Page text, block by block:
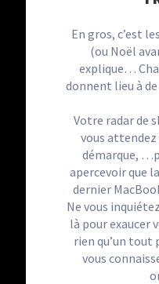
En gros, c’est
(ou Noël
explique…
donnent lieu à
Votre radar de
vous
démarque,
apercevoir que
dernier
Ne vous
là pour exaucer
rien qu’un tout
vous